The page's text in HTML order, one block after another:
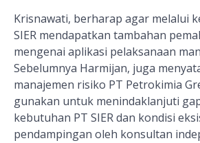
Krisnawati, berharap agar melalui
SIER mendapatkan tambahan
mengenai aplikasi pelaksanaan
Sebelumnya Harmijan, juga
manajemen risiko PT Petrokimia
gunakan untuk menindaklanjuti
kebutuhan PT SIER dan kondisi
pendampingan oleh konsultan